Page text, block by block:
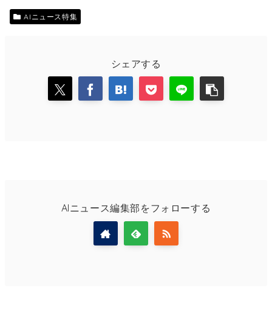
AIニュース特集
シェアする
AIニュース編集部をフォローする